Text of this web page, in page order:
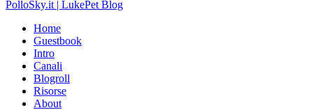
PolloSky.it | LukePet Blog
Home
Guestbook
Intro
Canali
Blogroll
Risorse
About